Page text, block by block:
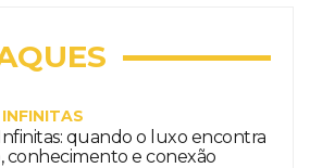
quando o luxo encontra
conhecimento e conexão